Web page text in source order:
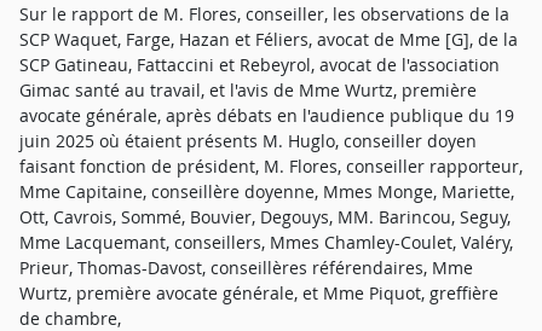
Sur le rapport de M. Flores, conseiller, les observations de la
SCP Waquet, Farge, Hazan et Féliers, avocat de Mme [G], de la
SCP Gatineau, Fattaccini et Rebeyrol, avocat de l'association
Gimac santé au travail, et l'avis de Mme Wurtz, première
avocate générale, après débats en l'audience publique du 19
juin 2025 où étaient présents M. Huglo, conseiller doyen
faisant fonction de président, M. Flores, conseiller rapporteur,
Mme Capitaine, conseillère doyenne, Mmes Monge, Mariette,
Ott, Cavrois, Sommé, Bouvier, Degouys, MM. Barincou, Seguy,
Mme Lacquemant, conseillers, Mmes Chamley-Coulet, Valéry,
Prieur, Thomas-Davost, conseillères référendaires, Mme
Wurtz, première avocate générale, et Mme Piquot, greffière
de chambre,